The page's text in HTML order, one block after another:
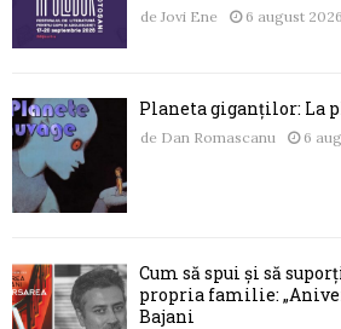
de Jovi Ene 6 august 2026
Planeta giganților: La
de Dan Romascanu 6
Cum să spui și să
propria familie:
Bajani